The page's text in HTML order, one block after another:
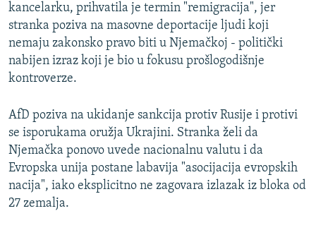
kancelarku, prihvatila je termin "remigracija", jer
stranka poziva na masovne deportacije ljudi koji
nemaju zakonsko pravo biti u Njemačkoj - politički
nabijen izraz koji je bio u fokusu prošlogodišnje
kontroverze.
AfD poziva na ukidanje sankcija protiv Rusije i protivi
se isporukama oružja Ukrajini. Stranka želi da
Njemačka ponovo uvede nacionalnu valutu i da
Evropska unija postane labavija "asocijacija evropskih
nacija", iako eksplicitno ne zagovara izlazak iz bloka od
27 zemalja.